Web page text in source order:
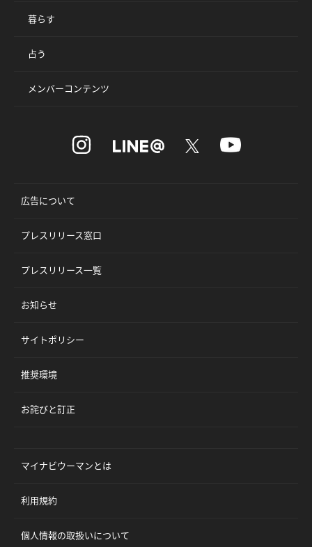
暮らす
占う
メンバーコンテンツ
広告について
プレスリリース窓口
プレスリリース一覧
お知らせ
サイトポリシー
推奨環境
お詫びと訂正
マイナビウーマンとは
利用規約
個人情報の取扱いについて